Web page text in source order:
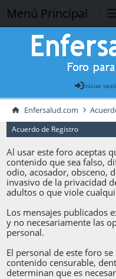
Menú Principal
Iniciar
Enfersalud.com
Acuerdo de Registro
Al usar este foro aceptas
contenido que sea falso,
odio, acosador, obsceno,
invasivo de la privacidad
adultos o que viole
Los mensajes publicados
y no necesariamente las
personal.
El personal de este foro
contenido censurable,
determinan que es